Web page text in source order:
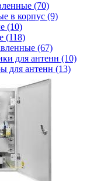
(70)
в корпус (9)
(10)
(118)
(67)
для антенн (10)
для антенн (13)